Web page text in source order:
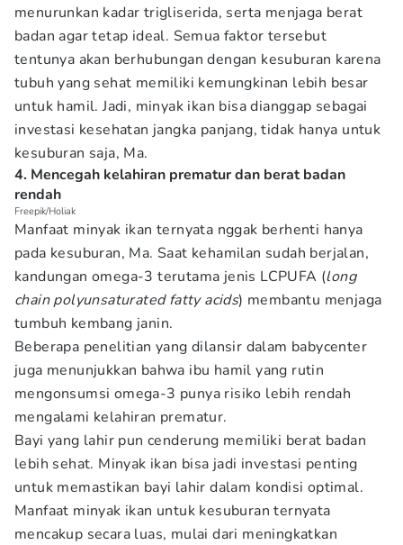
menurunkan kadar trigliserida, serta menjaga berat
badan agar tetap ideal. Semua faktor tersebut
tentunya akan berhubungan dengan kesuburan karena
tubuh yang sehat memiliki kemungkinan lebih besar
untuk hamil. Jadi, minyak ikan bisa dianggap sebagai
investasi kesehatan jangka panjang, tidak hanya untuk
kesuburan saja, Ma.
4. Mencegah kelahiran prematur dan berat badan
rendah
Freepik/Holiak
Manfaat minyak ikan ternyata nggak berhenti hanya
pada kesuburan, Ma. Saat kehamilan sudah berjalan,
kandungan omega-3 terutama jenis LCPUFA (long
chain polyunsaturated fatty acids) membantu menjaga
tumbuh kembang janin.
Beberapa penelitian yang dilansir dalam babycenter
juga menunjukkan bahwa ibu hamil yang rutin
mengonsumsi omega-3 punya risiko lebih rendah
mengalami kelahiran prematur.
Bayi yang lahir pun cenderung memiliki berat badan
lebih sehat. Minyak ikan bisa jadi investasi penting
untuk memastikan bayi lahir dalam kondisi optimal.
Manfaat minyak ikan untuk kesuburan ternyata
mencakup secara luas, mulai dari meningkatkan